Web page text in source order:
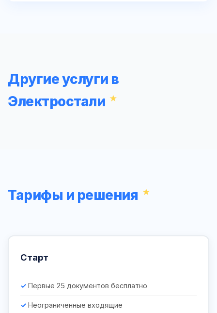
Другие услуги в
Электростали
Тарифы и решения
Старт
Первые 25 документов бесплатно
Неограниченные входящие